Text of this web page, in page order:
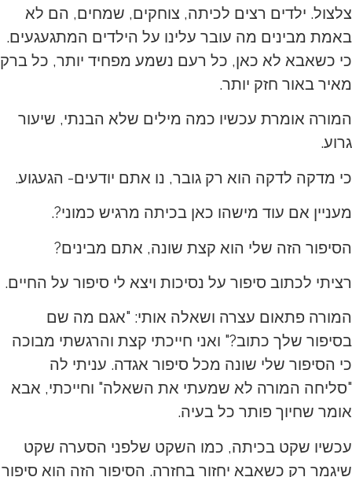
צלצול. ילדים רצים לכיתה, צוחקים, שמחים, הם לא
באמת מבינים מה עובר עלינו על הילדים המתגעגעים.
כי כשאבא לא כאן, כל רעם נשמע מפחיד יותר, כל ברק
מאיר באור חזק יותר.
המורה אומרת עכשיו כמה מילים שלא הבנתי, שיעור
גרוע.
כי מדקה לדקה הוא רק גובר, נו אתם יודעים- הגעגוע.
מעניין אם עוד מישהו כאן בכיתה מרגיש כמוני?.
הסיפור הזה שלי הוא קצת שונה, אתם מבינים?
רציתי לכתוב סיפור על נסיכות ויצא לי סיפור על החיים.
המורה פתאום עצרה ושאלה אותי: "אגם מה שם
בסיפור שלך כתוב?" ואני חייכתי קצת והרגשתי מבוכה
כי הסיפור שלי שונה מכל סיפור אגדה. עניתי לה
"סליחה המורה לא שמעתי את השאלה" וחייכתי, אבא
אומר שחיוך פותר כל בעיה.
עכשיו שקט בכיתה, כמו השקט שלפני הסערה שקט
שיגמר רק כשאבא יחזור בחזרה. הסיפור הזה הוא סיפור